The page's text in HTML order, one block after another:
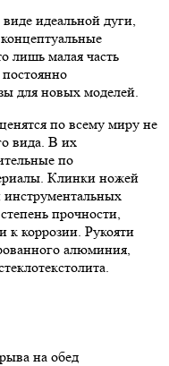
идеальной дуги,
лишь малая часть
для новых моделей.
по всему миру не
вида. В их
по
Клинки ножей
инструментальных
прочности,
к коррозии. Рукояти
алюминия,
на обед